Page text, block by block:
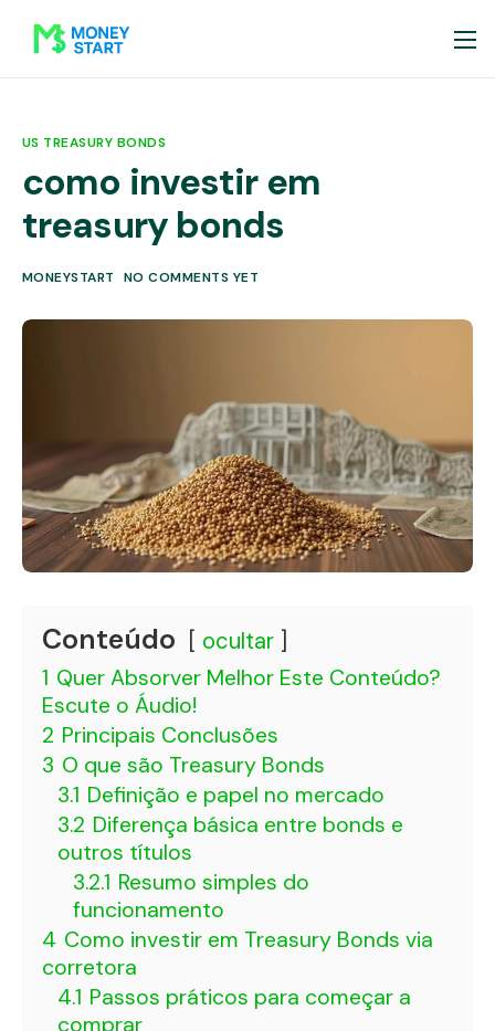
US TREASURY BONDS
como investir em
treasury bonds
MONEYSTART NO COMMENTS YET
Conteúdo ocultar
1 Quer Absorver Melhor Este Conteúdo?
Escute o Áudio!
2 Principais Conclusões
3 O que são Treasury Bonds
3.1 Definição e papel no mercado
3.2 Diferença básica entre bonds e
outros títulos
3.2.1 Resumo simples do
funcionamento
4 Como investir em Treasury Bonds via
corretora
4.1 Passos práticos para começar a
comprar